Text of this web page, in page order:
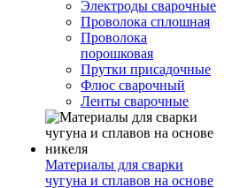
Электроды сварочные
Проволока сплошная
Проволока
порошковая
Прутки присадочные
Флюс сварочный
Ленты сварочные
Материалы для сварки
чугуна и сплавов на основе